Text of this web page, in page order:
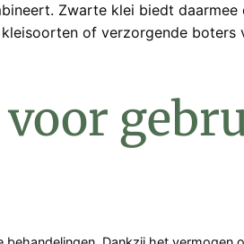
Zwarte klei biedt
of verzorgende boters